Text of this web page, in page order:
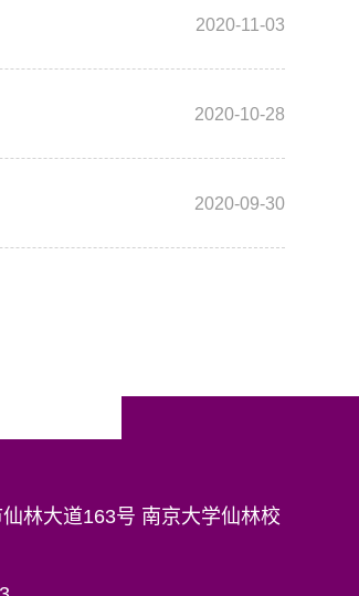
2020-11-03
2020-10-28
2020-09-30
林大道163号 南京大学仙林校